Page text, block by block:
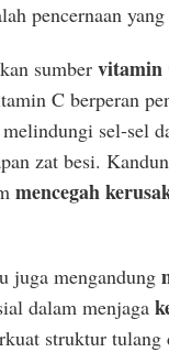
pencernaan
sumber vitamin
C berperan
sel-sel
zat besi.
mencegah
juga mengandung
dalam menjaga
struktur